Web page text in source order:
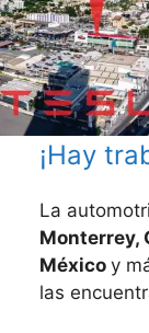
¡Hay
La
Monterrey,
México y
las